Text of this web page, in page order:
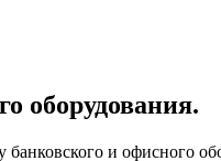
оборудования.
и офисного